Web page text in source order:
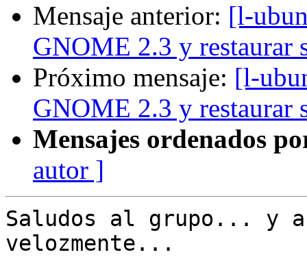
Mensaje anterior: [l-
GNOME 2.3 y restaurar
Próximo mensaje: [l-
GNOME 2.3 y restaurar
Mensajes ordenados
autor ]
Saludos al grupo... y a
velozmente...